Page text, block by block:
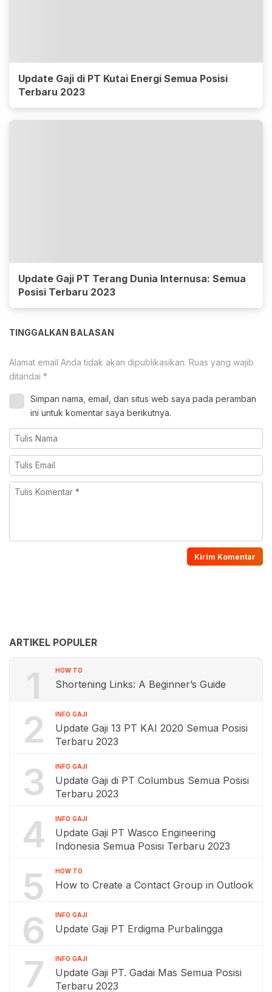
Update Gaji di PT Kutai Energi Semua Posisi
Terbaru 2023
Update Gaji PT Terang Dunia Internusa: Semua
Posisi Terbaru 2023
TINGGALKAN BALASAN
Alamat email Anda tidak akan dipublikasikan. Ruas yang wajib
ditandai *
Simpan nama, email, dan situs web saya pada peramban
ini untuk komentar saya berikutnya.
ARTIKEL POPULER
1 HOW TO
Shortening Links: A Beginner’s Guide
2 INFO GAJI
Update Gaji 13 PT KAI 2020 Semua Posisi
Terbaru 2023
3 INFO GAJI
Update Gaji di PT Columbus Semua Posisi
Terbaru 2023
4 INFO GAJI
Update Gaji PT Wasco Engineering
Indonesia Semua Posisi Terbaru 2023
5 HOW TO
How to Create a Contact Group in Outlook
6 INFO GAJI
Update Gaji PT Erdigma Purbalingga
7 INFO GAJI
Update Gaji PT. Gadai Mas Semua Posisi
Terbaru 2023